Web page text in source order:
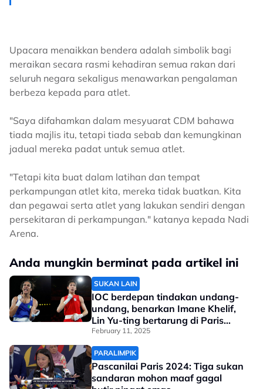
Upacara menaikkan bendera adalah simbolik bagi
meraikan secara rasmi kehadiran semua rakan dari
seluruh negara sekaligus menawarkan pengalaman
berbeza kepada para atlet.
"Saya difahamkan dalam mesyuarat CDM bahawa
tiada majlis itu, tetapi tiada sebab dan kemungkinan
jadual mereka padat untuk semua atlet.
"Tetapi kita buat dalam latihan dan tempat
perkampungan atlet kita, mereka tidak buatkan. Kita
dan pegawai serta atlet yang lakukan sendiri dengan
persekitaran di perkampungan." katanya kepada Nadi
Arena.
Anda mungkin berminat pada artikel ini
SUKAN LAIN
IOC berdepan tindakan undang-
undang, benarkan Imane Khelif,
Lin Yu-ting bertarung di Paris
2024
February 11, 2025
PARALIMPIK
Pascanilai Paris 2024: Tiga sukan
sandaran mohon maaf gagal